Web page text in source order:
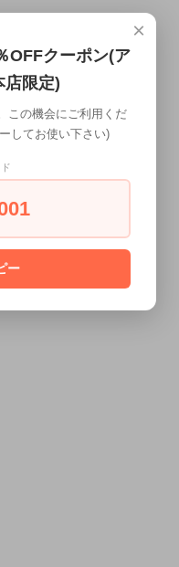
×
OFFクーポン(ア
店限定)
この機会にご利用くだ
してお使い下さい)
ー